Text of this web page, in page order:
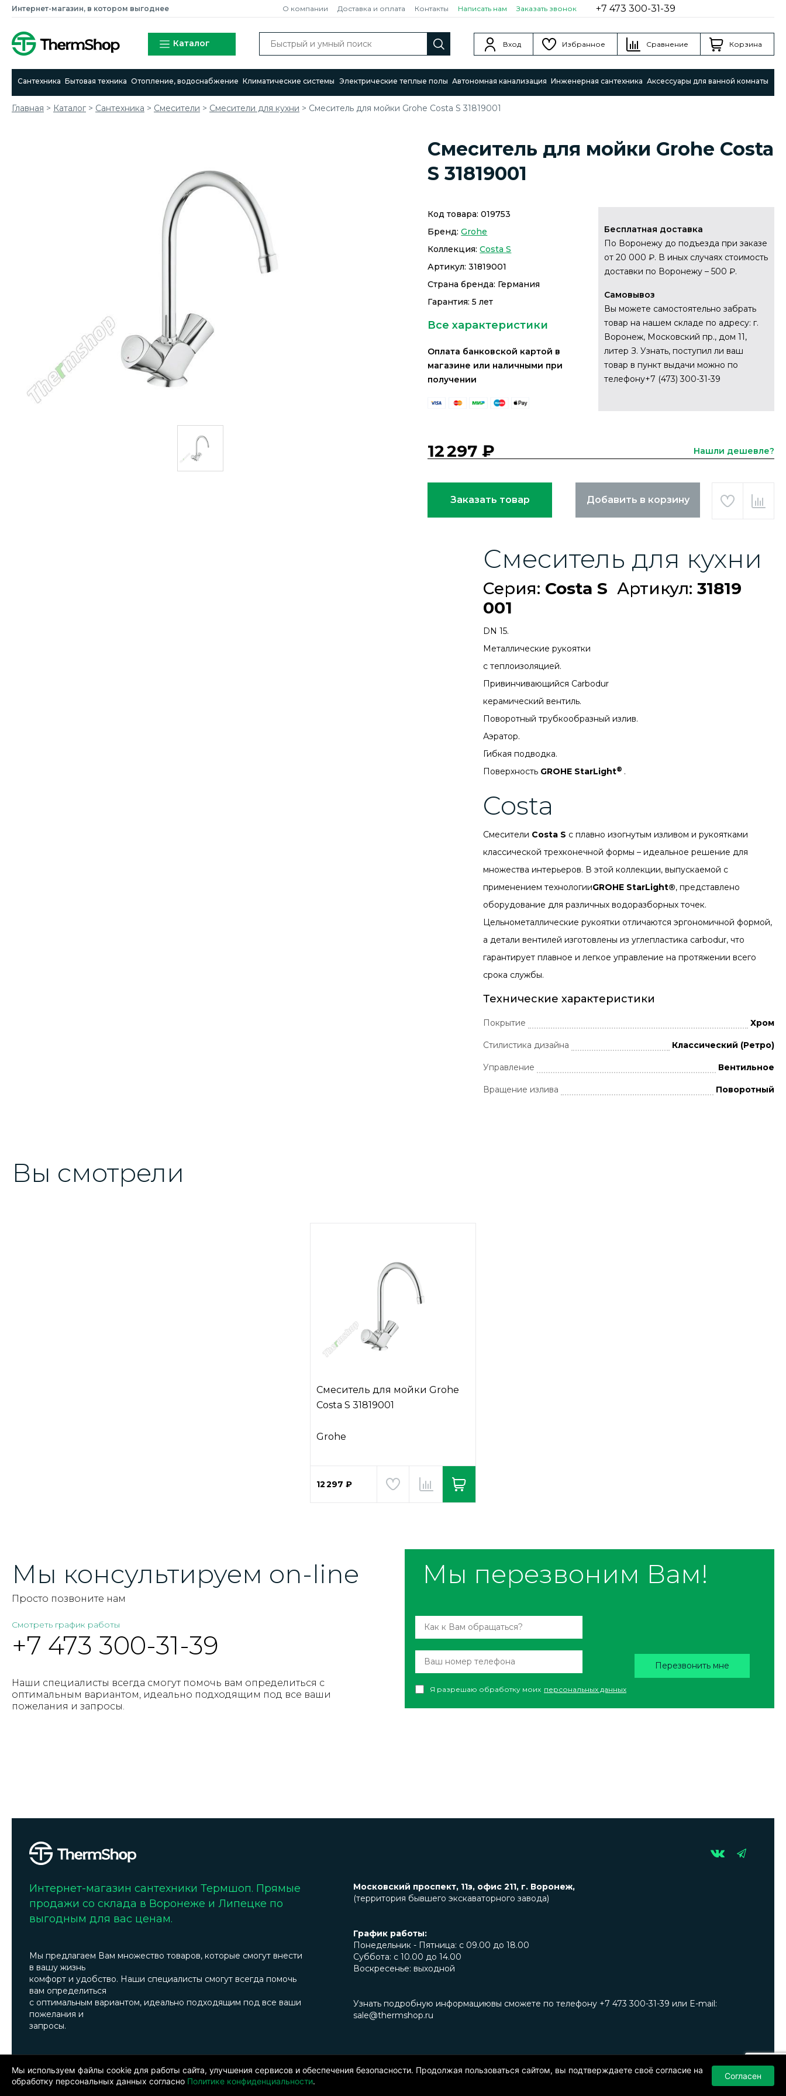
Интернет-магазин, в котором выгоднее О компании Доставка и оплата Контакты Написать нам Заказать звонок +7 473 300-31-39
Каталог Вход Избранное Сравнение Корзина
Сантехника Бытовая техника Отопление, водоснабжение Климатические системы Электрические теплые полы Автономная канализация Инженерная сантехника Аксессуары для ванной комнаты
Главная > Каталог > Сантехника > Смесители > Cмесители для кухни > Смеситель для мойки Grohe Costa S 31819001
Смеситель для мойки Grohe Costa
S 31819001
Код товара:019753
Бренд:Grohe
Коллекция:Costa S
Артикул:31819001
Страна бренда: Германия
Гарантия: 5 лет
Все характеристики
Оплата банковской картой в
магазине или наличными при
получении
Бесплатная доставка
По Воронежу до подъезда при заказе
от 20 000 ₽. В иных случаях стоимость
доставки по Воронежу – 500 ₽.
Самовывоз
Вы можете самостоятельно забрать
товар на нашем складе по адресу: г.
Воронеж, Московский пр., дом 11,
литер З. Узнать, поступил ли ваш
товар в пункт выдачи можно по
телефону+7 (473) 300-31-39
12 297 ₽ Нашли дешевле?
Заказать товар Добавить в корзину
Смеситель для кухни
Серия: Costa S Артикул:31819
001
DN 15.
Металлические рукоятки
с теплоизоляцией.
Привинчивающийся Carbodur
керамический вентиль.
Поворотный трубкообразный излив.
Аэратор.
Гибкая подводка.
Поверхность GROHE StarLight® .
Costa
Смесители Costa S с плавно изогнутым изливом и рукоятками
классической трехконечной формы – идеальное решение для
множества интерьеров. В этой коллекции, выпускаемой с
применением технологииGROHE StarLight®, представлено
оборудование для различных водоразборных точек.
Цельнометаллические рукоятки отличаются эргономичной формой,
а детали вентилей изготовлены из углепластика carbodur, что
гарантирует плавное и легкое управление на протяжении всего
срока службы.
Технические характеристики
Покрытие Хром
Стилистика дизайна Классический (Ретро)
Управление Вентильное
Вращение излива Поворотный
Вы смотрели
Смеситель для мойки Grohe
Costa S 31819001
Grohe
12 297 ₽
Мы консультируем on-line
Просто позвоните нам
Смотреть график работы
+7 473 300-31-39
Наши специалисты всегда смогут помочь вам определиться с
оптимальным вариантом, идеально подходящим под все ваши
пожелания и запросы.
Мы перезвоним Вам!
Я разрешаю обработку моих персональных данных
Перезвонить мне
Интернет-магазин сантехники Термшоп. Прямые
продажи со склада в Воронеже и Липецке по
выгодным для вас ценам.
Мы предлагаем Вам множество товаров, которые смогут внести
в вашу жизнь
комфорт и удобство. Наши специалисты смогут всегда помочь
вам определиться
с оптимальным вариантом, идеально подходящим под все ваши
пожелания и
запросы.
Московский проспект, 11з, офис 211, г. Воронеж,
(территория бывшего экскаваторного завода)
График работы:
Понедельник - Пятница: с 09.00 до 18.00
Суббота: с 10.00 до 14.00
Воскресенье: выходной
Узнать подробную информациювы сможете по телефону +7 473 300-31-39 или E-mail:
sale@thermshop.ru
менеджера по телефону: +7 473 300-31-39.Производитель представленной продукции оставляет за собой право вносить изменения в изделия без предварительного уведомления.
Мы используем файлы cookie для работы сайта, улучшения сервисов и обеспечения безопасности. Продолжая пользоваться сайтом, вы подтверждаете своё согласие на
обработку персональных данных согласно Политике конфиденциальности.
Согласен